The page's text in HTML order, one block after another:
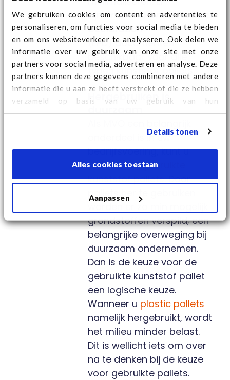
We gebruiken cookies om content en advertenties te
personaliseren, om functies voor social media te bieden
en om ons websiteverkeer te analyseren. Ook delen we
informatie over uw gebruik van onze site met onze
partners voor social media, adverteren en analyse. Deze
partners kunnen deze gegevens combineren met andere
informatie die u aan ze heeft verstrekt of die ze hebben
verzameld op basis van uw gebruik van hun
services. Kijkhiervoor aanvullende cookie informatie
Details tonen
Alles cookies toestaan
Aanpassen
zijnEnvironmental Product
Declaration
(EPD) documenten
beschikbaar voor alle
typen kunststof pallets.
Hergebruiken is
duurzaam
onderdeel is in uw
bedrijfsvoering, kunt u
kiezen voorgebruikte
kunststof pallets. Door
pallets her te gebruiken
worden er zo min mogelijk
grondstoffen verspild; een
belangrijke overweging bij
duurzaam ondernemen.
Dan is de keuze voor de
gebruikte kunststof pallet
een logische keuze.
Wanneer u plastic pallets
namelijk hergebruikt, wordt
het milieu minder belast.
Dit is wellicht iets om over
na te denken bij de keuze
voor gebruikte pallets.